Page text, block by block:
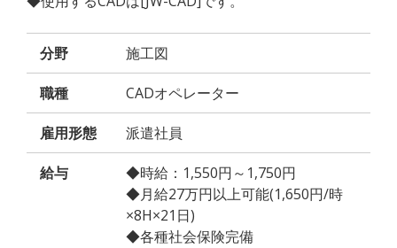
分野 施工図
職種 CADオペレーター
雇用形態 派遣社員
給与
◆時給：1,550円～1,750円
◆月給27万円以上可能(1,650円/時
×8H×21日)
◆各種社会保険完備